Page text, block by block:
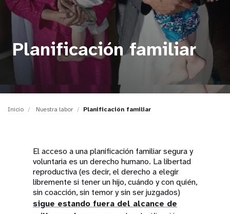
o
n
Planificación familiar
Inicio Nuestra labor Planificación familiar
El acceso a una planificación familiar segura y
voluntaria es un derecho humano. La libertad
reproductiva (es decir, el derecho a elegir
libremente si tener un hijo, cuándo y con quién,
sin coacción, sin temor y sin ser juzgados)
sigue estando fuera del alcance de